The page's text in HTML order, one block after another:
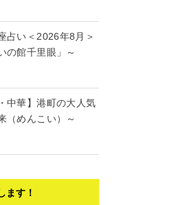
占い＜2026年8月＞
の館千里眼」～
中華】港町の大人気
（めんこい）～
ます！